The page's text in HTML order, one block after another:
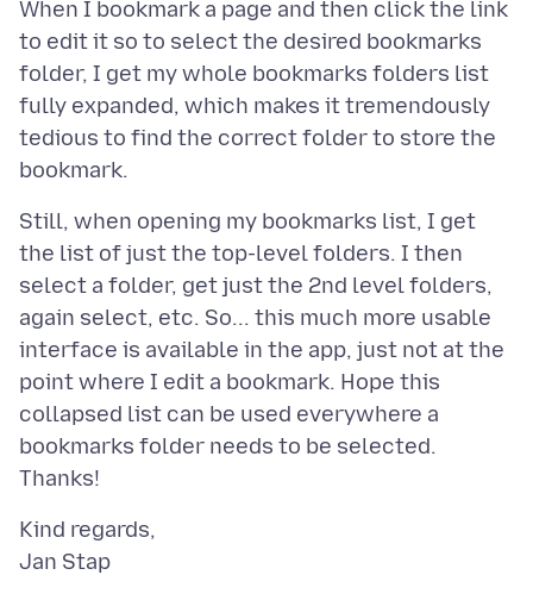
When I bookmark a page and then click the link
to edit it so to select the desired bookmarks
folder, I get my whole bookmarks folders list
fully expanded, which makes it tremendously
tedious to find the correct folder to store the
Still, when opening my bookmarks list, I get
the list of just the top-level folders. I then
select a folder, get just the 2nd level folders,
again select, etc. So... this much more usable
interface is available in the app, just not at the
point where I edit a bookmark. Hope this
collapsed list can be used everywhere a
bookmarks folder needs to be selected.
Kind regards,